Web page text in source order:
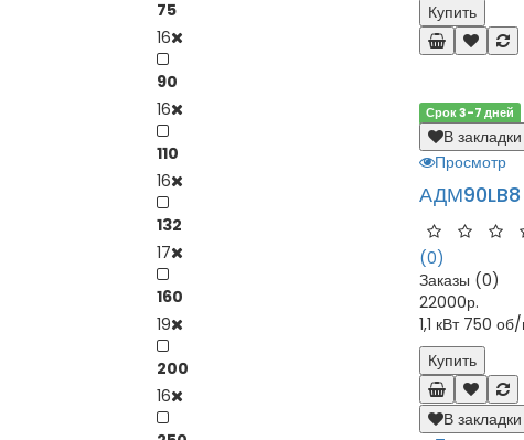
75
16
90
16
110
16
132
17
160
19
200
16
Купить
Срок 3-7 дней
В закладки
Просмотр
АДМ90LB8
(0)
Заказы (0)
22000р.
1,1 кВт 750
Купить
В закладки